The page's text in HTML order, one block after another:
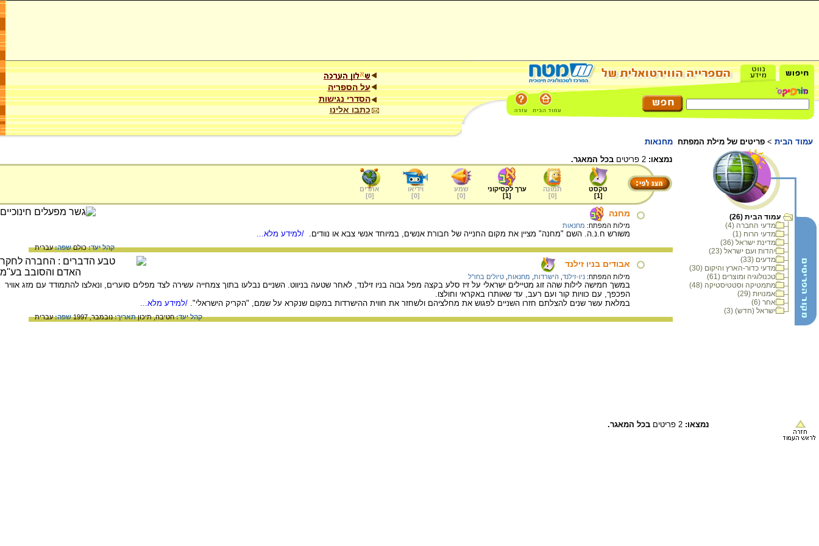
על הספריה
הסדרי נגישות
כתבו אלינו
עמוד הבית > פריטים של מילת המפתח מחנאות
עמוד הבית (26)
מדעי החברה (4)
מדעי הרוח (1)
מדינת ישראל (36)
יהדות ועם ישראל (23)
מדעים (33)
מדעי כדור-הארץ והיקום (30)
טכנולוגיה ומוצרים (61)
מתמטיקה וסטטיסטיקה (48)
אמנויות (29)
אחר (6)
ישראל (חדש) (3)
נמצאו: בכל המאגר.
טקסט
[
1
]
תמונה
[
0
]
ערך לקסיקוני
[
1
]
שמע
[
0
]
וידיאו
[
0
]
אתרים
[
0
]
מחנה
מילות המפתח: מחנאות
משורש ח.נ.ה. השם "מחנה" מציין את מקום החנייה של חבורת אנשים, במיוחד אנשי צבא או נוודים. /למידע מלא...
קהל יעד:כולםשפה:עברית
אבודים בניו זילנד
מילות המפתח: ניו-זילנד הישרדות מחנאות טיולים בחו"ל
במשך חמישה לילות שהה זוג מטיילים ישראלי על זיז סלע בקצה מפל גבוה בניו זילנד, לאחר שטעה בניווט. השניים נבלעו בתוך צמחייה עשירה לצד מפלים סוערים, ונאלצו להתמודד עם מזג אוויר
הפכפך, עם כוויות קור ועם רעב, עד שאותרו באקראי וחולצו.
במלאת עשר שנים להצלתם חזרו השניים לפגוש את מחלציהם ולשחזר את חווית ההישרדות במקום שנקרא על שמם, "הקריק הישראלי". /למידע מלא...
קהל יעד:חטיבה,תיכוןתאריך:נובמבר, 1997 שפה:עברית
נמצאו: בכל המאגר.